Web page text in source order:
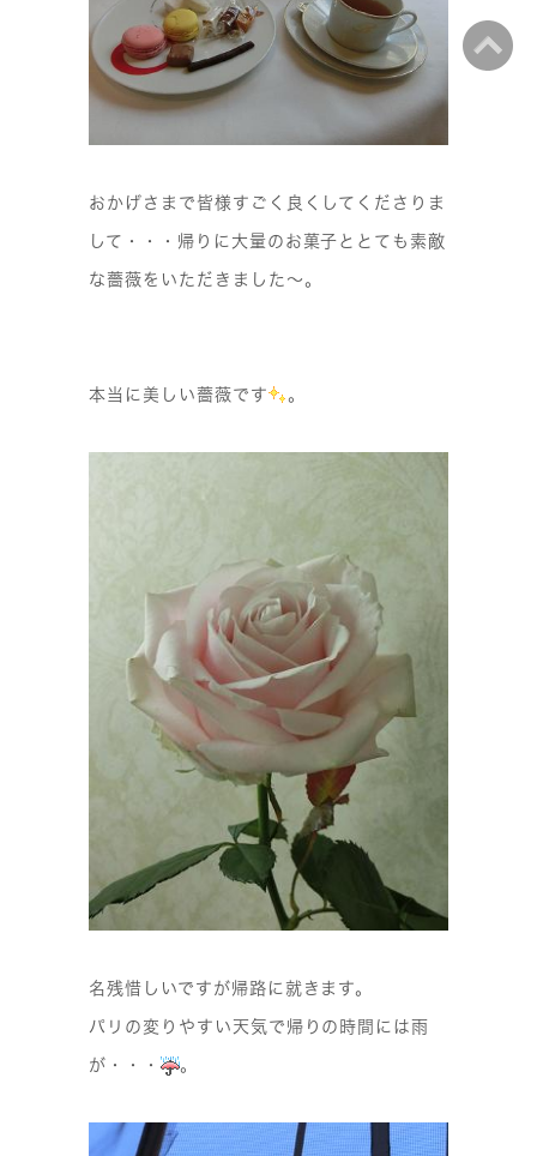
おかげさまで皆様すごく良くしてくださりま
して・・・帰りに大量のお菓子ととても素敵
な薔薇をいただきました〜。
本当に美しい薔薇です 。
名残惜しいですが帰路に就きます。
パリの変りやすい天気で帰りの時間には雨
が・・・ 。